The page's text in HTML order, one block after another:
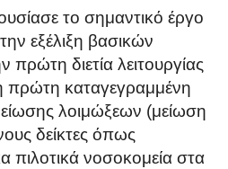
το σημαντικό έργο
εξέλιξη βασικών
διετία λειτουργίας
πρώτη καταγεγραμμένη
λοιμώξεων (μείωση
δείκτες όπως
πιλοτικά νοσοκομεία στα